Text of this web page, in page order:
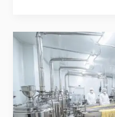
Guia
passo
passo:
Por
dentro